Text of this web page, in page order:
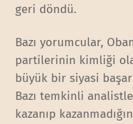
geri döndü.
Bazı yorumcular,
partilerinin kimliği
büyük bir siyasi
Bazı temkinli
kazanıp